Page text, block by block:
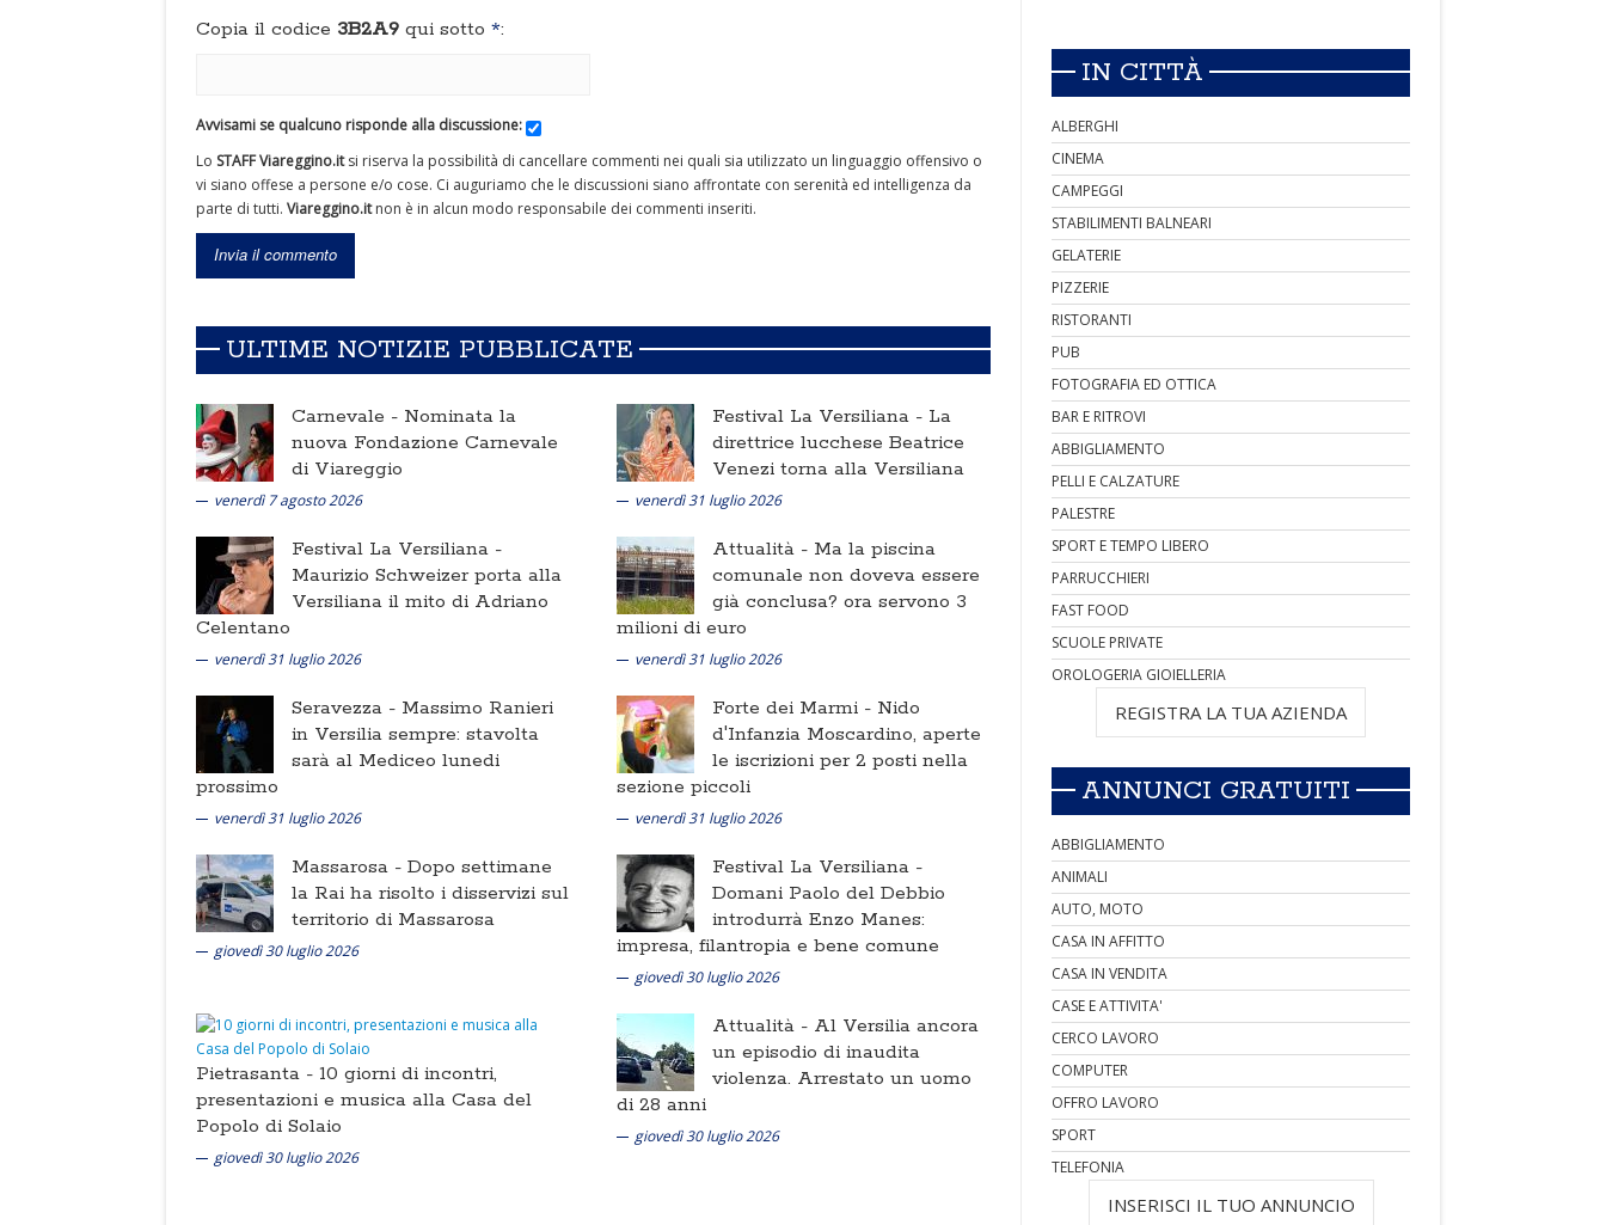
Copia il codice 3B2A9 qui sotto *:
Avvisami se qualcuno risponde alla discussione:
Lo STAFF Viareggino.itsi riserva la possibilità di cancellare commenti nei quali sia utilizzato un linguaggio offensivo o
vi siano offese a persone e/o cose. Ci auguriamo che le discussioni siano affrontate con serenità ed intelligenza da
parte di tutti. Viareggino.itnon è in alcun modo responsabile dei commenti inseriti.
ULTIME NOTIZIE PUBBLICATE
Carnevale - Nominata la
nuova Fondazione Carnevale
di Viareggio
venerdì 7 agosto 2026
Festival La Versiliana - La
direttrice lucchese Beatrice
Venezi torna alla Versiliana
venerdì 31 luglio 2026
Festival La Versiliana -
Maurizio Schweizer porta alla
Versiliana il mito di Adriano
Celentano
venerdì 31 luglio 2026
Attualità - Ma la piscina
comunale non doveva essere
già conclusa? ora servono 3
milioni di euro
venerdì 31 luglio 2026
Seravezza - Massimo Ranieri
in Versilia sempre: stavolta
sarà al Mediceo lunedi
prossimo
venerdì 31 luglio 2026
Forte dei Marmi - Nido
d'Infanzia Moscardino, aperte
le iscrizioni per 2 posti nella
sezione piccoli
venerdì 31 luglio 2026
Massarosa - Dopo settimane
la Rai ha risolto i disservizi sul
territorio di Massarosa
giovedì 30 luglio 2026
Festival La Versiliana -
Domani Paolo del Debbio
introdurrà Enzo Manes:
impresa, filantropia e bene comune
giovedì 30 luglio 2026
Pietrasanta - 10 giorni di incontri,
presentazioni e musica alla Casa del
Popolo di Solaio
giovedì 30 luglio 2026
Attualità - Al Versilia ancora
un episodio di inaudita
violenza. Arrestato un uomo
di 28 anni
giovedì 30 luglio 2026
IN CITTÀ
ALBERGHI
CINEMA
CAMPEGGI
STABILIMENTI BALNEARI
GELATERIE
PIZZERIE
RISTORANTI
PUB
FOTOGRAFIA ED OTTICA
BAR E RITROVI
ABBIGLIAMENTO
PELLI E CALZATURE
PALESTRE
SPORT E TEMPO LIBERO
PARRUCCHIERI
FAST FOOD
SCUOLE PRIVATE
OROLOGERIA GIOIELLERIA
REGISTRA LA TUA AZIENDA
ANNUNCI GRATUITI
ABBIGLIAMENTO
ANIMALI
AUTO, MOTO
CASA IN AFFITTO
CASA IN VENDITA
CASE E ATTIVITA'
CERCO LAVORO
COMPUTER
OFFRO LAVORO
SPORT
TELEFONIA
INSERISCI IL TUO ANNUNCIO